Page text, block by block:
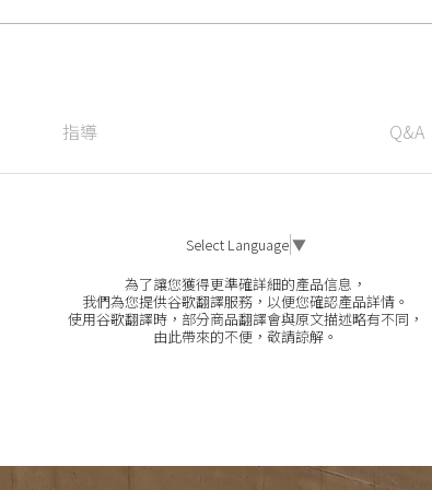
指導 Q&A
Select Language▼
為了讓您獲得更準確詳細的產品信息，
我們為您提供谷歌翻譯服務，以便您確認產品詳情。
使用谷歌翻譯時，部分商品翻譯會與原文描述略有不同，
由此帶來的不便，敬請諒解。